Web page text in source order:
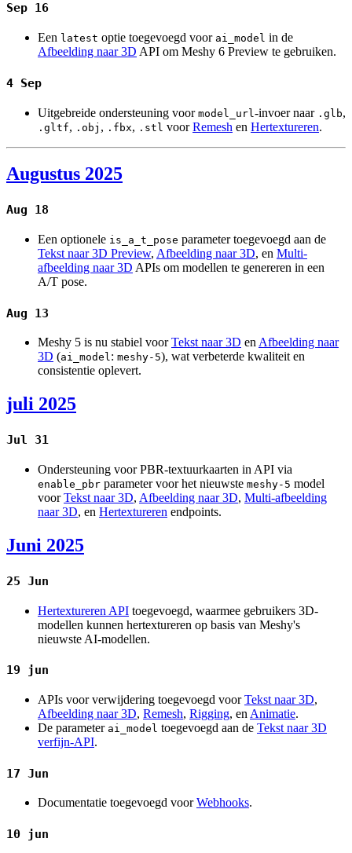
Sep 16
Een latest optie toegevoegd voor ai_model in de
Afbeelding naar 3D API om Meshy 6 Preview te gebruiken.
4 Sep
Uitgebreide ondersteuning voor model_url -invoer naar .glb,
.gltf, .obj , .fbx, .stl voorRemesh en Hertextureren.
Augustus 2025
Aug 18
Een optionele is_a_t_pose parameter toegevoegd aan de
Tekst naar 3D Preview, Afbeelding naar 3D, en Multi-
afbeelding naar 3D APIs om modellen te genereren in een
A/T pose.
Aug 13
Meshy 5 is nu stabiel voorTekst naar 3D enAfbeelding naar
3D (ai_model: meshy-5), wat verbeterde kwaliteit en
consistentie oplevert.
juli 2025
Jul 31
Ondersteuning voor PBR-textuurkaarten in API via
enable_pbr parameter voor het nieuwste meshy-5 model
voorTekst naar 3D, Afbeelding naar 3D, Multi-afbeelding
naar 3D, en Hertextureren endpoints.
Juni 2025
25 Jun
Hertextureren API toegevoegd, waarmee gebruikers 3D-
modellen kunnen hertextureren op basis van Meshy's
nieuwste AI-modellen.
19 jun
APIs voor verwijdering toegevoegd voorTekst naar 3D,
Afbeelding naar 3D, Remesh, Rigging, en Animatie.
De parameter ai_model toegevoegd aan de Tekst naar 3D
verfijn-API.
17 Jun
Documentatie toegevoegd voorWebhooks.
10 jun